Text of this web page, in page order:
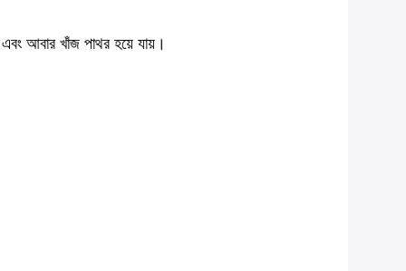
আবার খাঁজ পাথর হয়ে যায়।